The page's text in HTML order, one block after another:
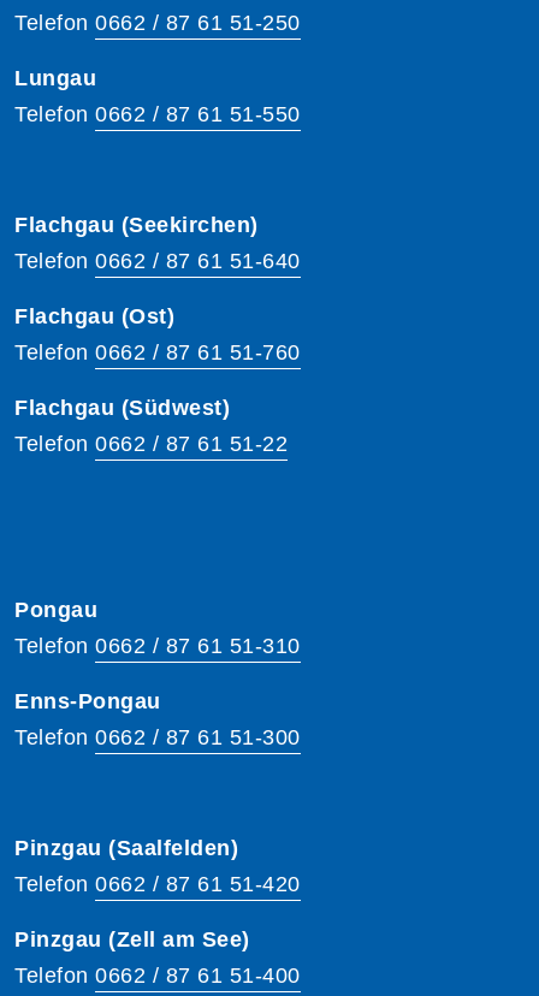
Telefon 0662 / 87 61 51-250
Lungau
Telefon 0662 / 87 61 51-550
Flachgau (Seekirchen)
Telefon 0662 / 87 61 51-640
Flachgau (Ost)
Telefon 0662 / 87 61 51-760
Flachgau (Südwest)
Telefon 0662 / 87 61 51-22
Pongau
Telefon 0662 / 87 61 51-310
Enns-Pongau
Telefon 0662 / 87 61 51-300
Pinzgau (Saalfelden)
Telefon 0662 / 87 61 51-420
Pinzgau (Zell am See)
Telefon 0662 / 87 61 51-400